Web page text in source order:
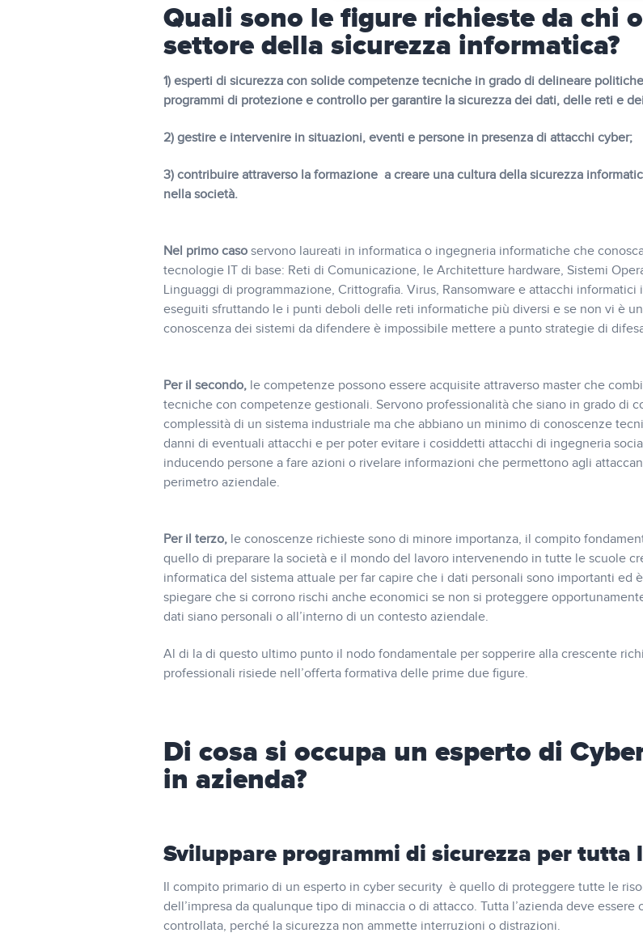
Quali sono le figure richieste da chi
settore della sicurezza informatica?
1) esperti di sicurezza con solide competenze tecniche in grado di delineare
programmi di protezione e controllo per garantire la sicurezza dei dati, delle reti e
2) gestire e intervenire in situazioni, eventi e persone in presenza di attacchi cyber;
3) contribuire attraverso la formazione a creare una cultura della sicurezza
nella società.
Nel primo caso servono laureati in informatica o ingegneria informatiche che
tecnologie IT di base: Reti di Comunicazione, le Architetture hardware, Sistemi
Linguaggi di programmazione, Crittografia. Virus, Ransomware e attacchi
eseguiti sfruttando le i punti deboli delle reti informatiche più diversi e se non vi è
conoscenza dei sistemi da difendere è impossibile mettere a punto strategie di
Per il secondo, le competenze possono essere acquisite attraverso master che
tecniche con competenze gestionali. Servono professionalità che siano in grado di
complessità di un sistema industriale ma che abbiano un minimo di conoscenze
danni di eventuali attacchi e per poter evitare i cosiddetti attacchi di ingegneria
inducendo persone a fare azioni o rivelare informazioni che permettono agli
perimetro aziendale.
Per il terzo, le conoscenze richieste sono di minore importanza, il compito
quello di preparare la società e il mondo del lavoro intervenendo in tutte le scuole
informatica del sistema attuale per far capire che i dati personali sono importanti ed
spiegare che si corrono rischi anche economici se non si proteggere
dati siano personali o all’interno di un contesto aziendale.
Al di la di questo ultimo punto il nodo fondamentale per sopperire alla crescente
professionali risiede nell’offerta formativa delle prime due figure.
Di cosa si occupa un esperto di
in azienda?
Sviluppare programmi di sicurezza per tutta
Il compito primario di un esperto in cyber security è quello di proteggere tutte le
dell’impresa da qualunque tipo di minaccia o di attacco. Tutta l’azienda deve essere
controllata, perché la sicurezza non ammette interruzioni o distrazioni.